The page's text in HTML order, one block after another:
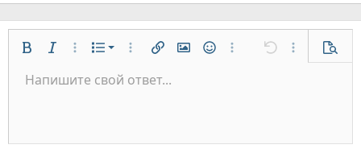
ЖирныйКурсивДополнительно...
СписокНумерованный список
Маркированный список
Дополнительно...
Вставить ссылку
Вставить изображение
СмайлыДополнительно...
Отменить
Размер шрифта
9
Цвет текста
Шрифт Arial
Зачёркнутый
Подчёркнутый
Однострочный код
ВыравниваниеПо левому краю
Формат параграфа
Обычный
Заголовок 2
ЦитатаМедиаВставить таблицу
Вставить горизонтальную линию
Спойлер
Код
Повторить
Переключить режим работы редактора
Удалить форматирование
ЧерновикиСохранить черновик
Напишите свой ответ...